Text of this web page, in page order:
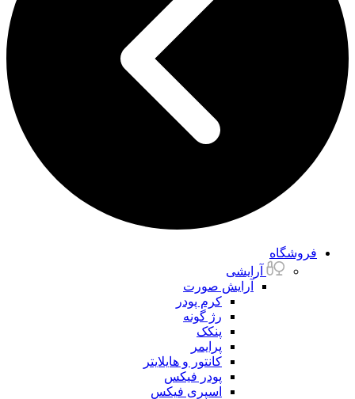
فروشگاه
آرایشی
آرایش صورت
کرم پودر
رژ گونه
پنکک
پرایمر
کانتور و هایلایتر
پودر فیکس
اسپری فیکس